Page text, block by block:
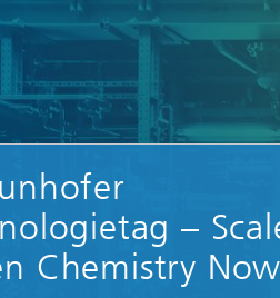
–
Chemistry